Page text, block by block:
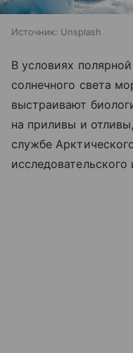
Источник: Unsplash
В условиях
солнечного света
выстраивают
на приливы и
службе